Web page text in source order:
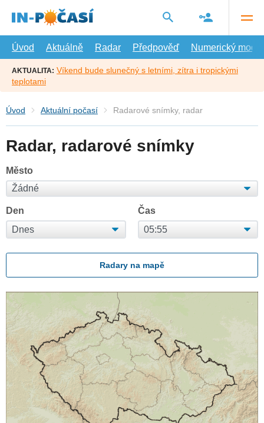
hlavní
Úvod
Aktuálně Radar Předpověď Numerický model
AKTUALITA: Víkend bude slunečný s letními, zítra i tropickými
teplotami
Úvod Aktuální počasí Radarové snímky, radar
Radar, radarové snímky
Město
Den Čas
Radary na mapě